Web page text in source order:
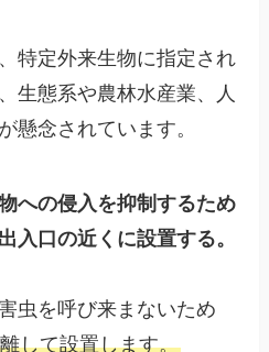
特定外来生物に指定され
生態系や農林水産業、人
懸念されています。
への侵入を抑制するため
入口の近くに設置する。
虫を呼び来まないため
して設置します。